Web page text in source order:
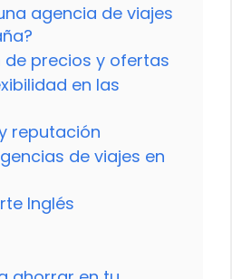
agencia de viajes
precios y ofertas
en las
reputación
de viajes en
Inglés